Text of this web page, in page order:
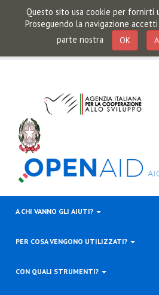
Questo sito usa cookie per fornirti
Proseguendo la navigazione
parte nostra
OK
A CHI VANNO GLI AIUTI?
PER COSA VENGONO UTILIZZATI?
CON QUALI STRUMENTI?